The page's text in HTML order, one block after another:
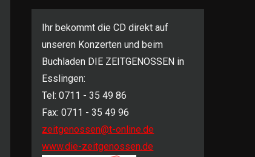
Ihr bekommt die CD direkt auf
unseren Konzerten und beim
Buchladen DIE ZEITGENOSSEN in
Esslingen:
Tel: 0711 - 35 49 86
Fax: 0711 - 35 49 96
zeitgenossen@t-online.de
www.die-zeitgenossen.de